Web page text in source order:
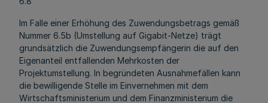
Im Falle einer Erhöhung des Zuwendungsbetrags gemäß
Nummer 6.5b (Umstellung auf Gigabit-Netze) trägt
grundsätzlich die Zuwendungsempfängerin die auf den
Eigenanteil entfallenden Mehrkosten der
Projektumstellung. In begründeten Ausnahmefällen kann
die bewilligende Stelle im Einvernehmen mit dem
Wirtschaftsministerium und dem Finanzministerium die